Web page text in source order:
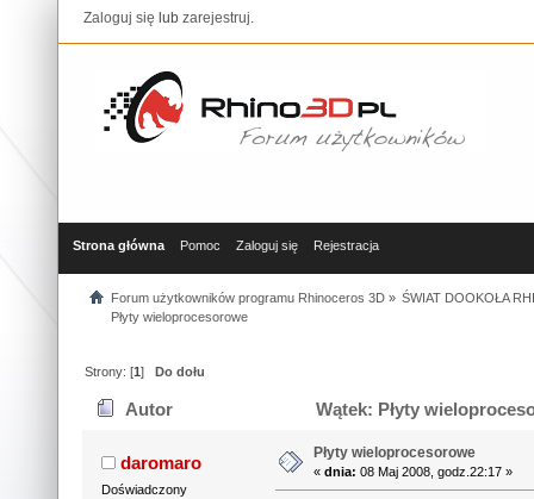
Zaloguj się lub zarejestruj.
Strona główna Pomoc Zaloguj się Rejestracja
Forum użytkowników programu Rhinoceros 3D» ŚWIAT DOOKOŁA
Płyty wieloprocesorowe
Strony: [1]Do dołu
Autor Wątek: Płyty
daromaro
Doświadczony
Płyty wieloprocesorowe
«dnia: 08 Maj 2008, godz.22:17 »